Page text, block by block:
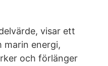
visar ett
marin energi,
och förlänger